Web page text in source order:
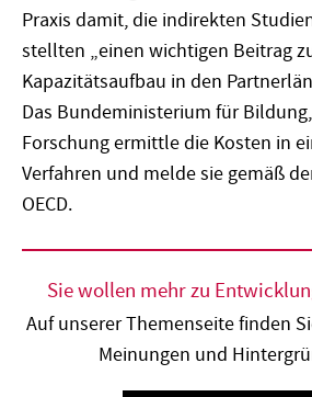
Praxis damit, die indirekten
stellten „einen wichtigen Beitrag
Kapazitätsaufbau in den
Das Bundeministerium für
Forschung ermittledie Kosten in
Verfahren und melde sie gemäß
OECD.
Sie wollen mehr zu
Auf unserer Themenseite finden
Meinungen und